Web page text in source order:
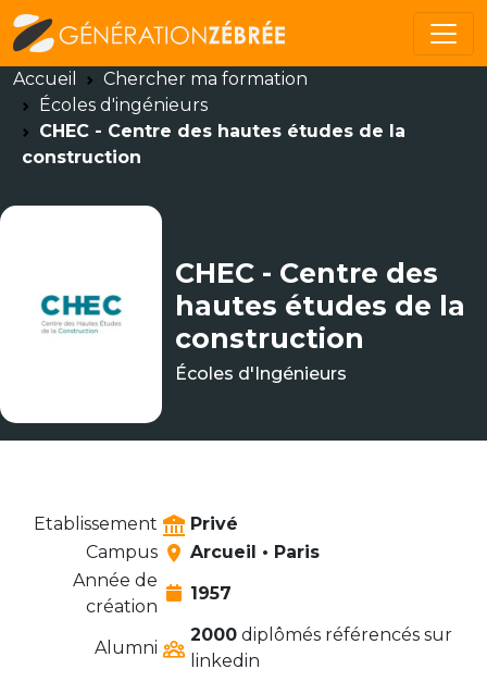
Accueil
Chercher ma formation
Écoles d'ingénieurs
CHEC - Centre des hautes études de la
construction
CHEC - Centre des
hautes études de la
construction
Écoles d'Ingénieurs
Etablissement
Privé
Campus
Arcueil • Paris
Année de
création
1957
Alumni
2000 diplômés référencés sur
linkedin